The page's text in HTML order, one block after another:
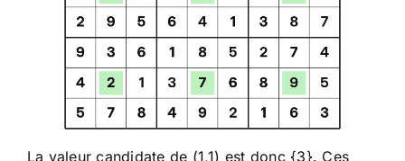
La valeur candidate de (1,1) est donc {3}. Ces